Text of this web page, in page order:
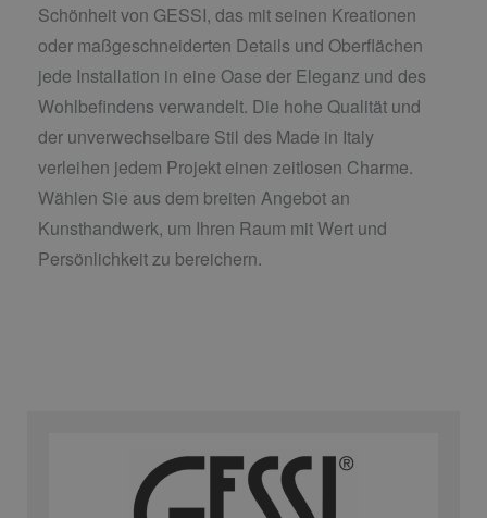
Schönheit von GESSI, das mit seinen Kreationen
oder maßgeschneiderten Details und Oberflächen
jede Installation in eine Oase der Eleganz und des
Wohlbefindens verwandelt. Die hohe Qualität und
der unverwechselbare Stil des Made in Italy
verleihen jedem Projekt einen zeitlosen Charme.
Wählen Sie aus dem breiten Angebot an
Kunsthandwerk, um Ihren Raum mit Wert und
Persönlichkeit zu bereichern.